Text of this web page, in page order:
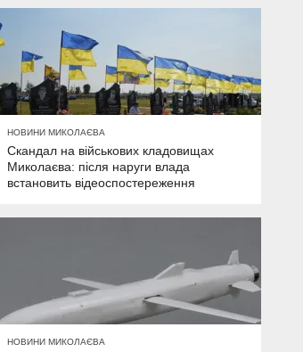
НОВИНИ МИКОЛАЄВА
Скандал на військових кладовищах
Миколаєва: після наруги влада
встановить відеоспостереження
НОВИНИ МИКОЛАЄВА